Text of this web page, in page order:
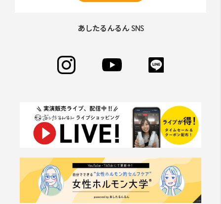
あしたるんるん SNS